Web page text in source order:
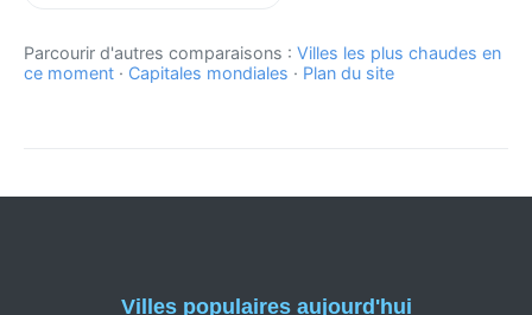
Parcourir d'autres comparaisons : Villes les plus chaudes en
ce moment · Capitales mondiales · Plan du site
Villes populaires aujourd'hui